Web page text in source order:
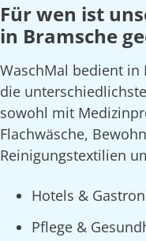
Für wen ist
in Bramsche
WaschMal bedient
die
sowohl mit
Flachwäsche,
Reinigungstextilien
Hotels &
Pflege &